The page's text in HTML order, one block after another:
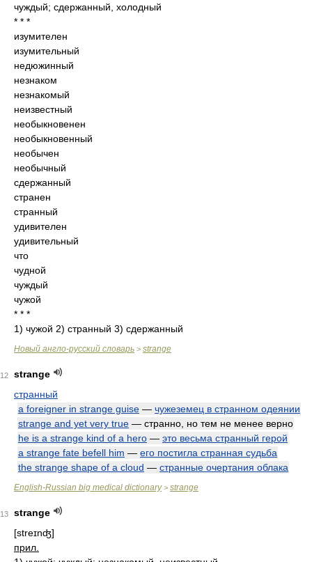
чуждый; сдержанный, холодный
* * *
изумителен
изумительный
недюжинный
незнаком
незнакомый
неизвестный
необыкновенен
необыкновенный
необычен
необычный
сдержанный
странен
странный
удивителен
удивительный
что
чудной
чуждый
чужой
* * *
1) чужой 2) странный 3) сдержанный
Новый англо-русский словарь > strange
12
strange
странный
a foreigner in strange guise — чужеземец в странном одеянии
strange and yet very true — странно, но тем не менее верно
he is a strange kind of a hero — это весьма странный герой
a strange fate befell him — его постигла странная судьба
the strange shape of a cloud — странные очертания облака
English-Russian big medical dictionary> strange
13
strange
[streɪnʤ]
прил.